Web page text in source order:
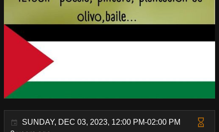
SUNDAY, DEC 03, 2023, 12:00 PM-02:00 PM